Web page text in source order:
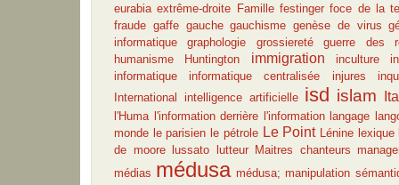
eurabia extrême-droite Famille festinger foce de la
fraude gaffe gauche gauchisme genèse de virus
informatique
graphologie grossiereté
guerre des
humanisme
Huntington immigration inculture
informatique
informatique centralisée injures
International
intelligence artificielle isd islam
l'Huma l'information derrière l'information langage
monde le parisien le pétrole Le Point Lénine lexique
de moore
lussato lutteur Maitres chanteurs
médias médusa médusa; manipulation